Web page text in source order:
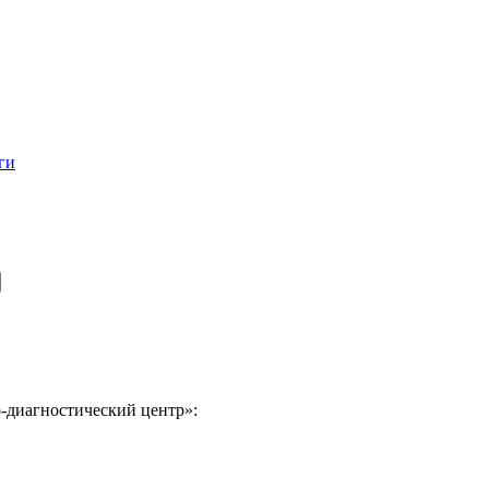
центр»: